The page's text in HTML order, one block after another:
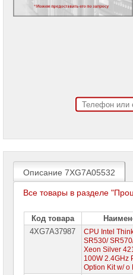
проекторов
Принтеры
Серверы
Brand
Серверы
Huawei
Описание 7XG7A05532
Все товары в разделе
Код товара
4XG7A37987
CPU Intel
SR530/
Xeon Silver
100W 2.4GHz
Option Kit w/ o